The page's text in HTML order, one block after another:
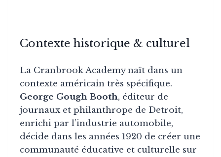
Contexte historique & culturel
La Cranbrook Academy naît dans un
contexte américain très spécifique.
George Gough Booth, éditeur de
journaux et philanthrope de Detroit,
enrichi par l’industrie automobile,
décide dans les années 1920 de créer une
communauté éducative et culturelle sur